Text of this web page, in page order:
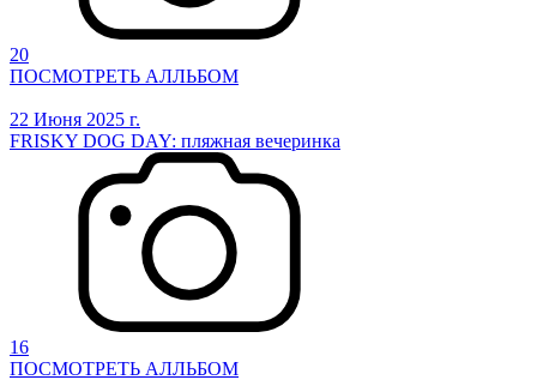
20
ПОСМОТРЕТЬ АЛЛЬБОМ
22 Июня 2025 г.
FRISKY DOG DAY: пляжная вечеринка
16
ПОСМОТРЕТЬ АЛЛЬБОМ